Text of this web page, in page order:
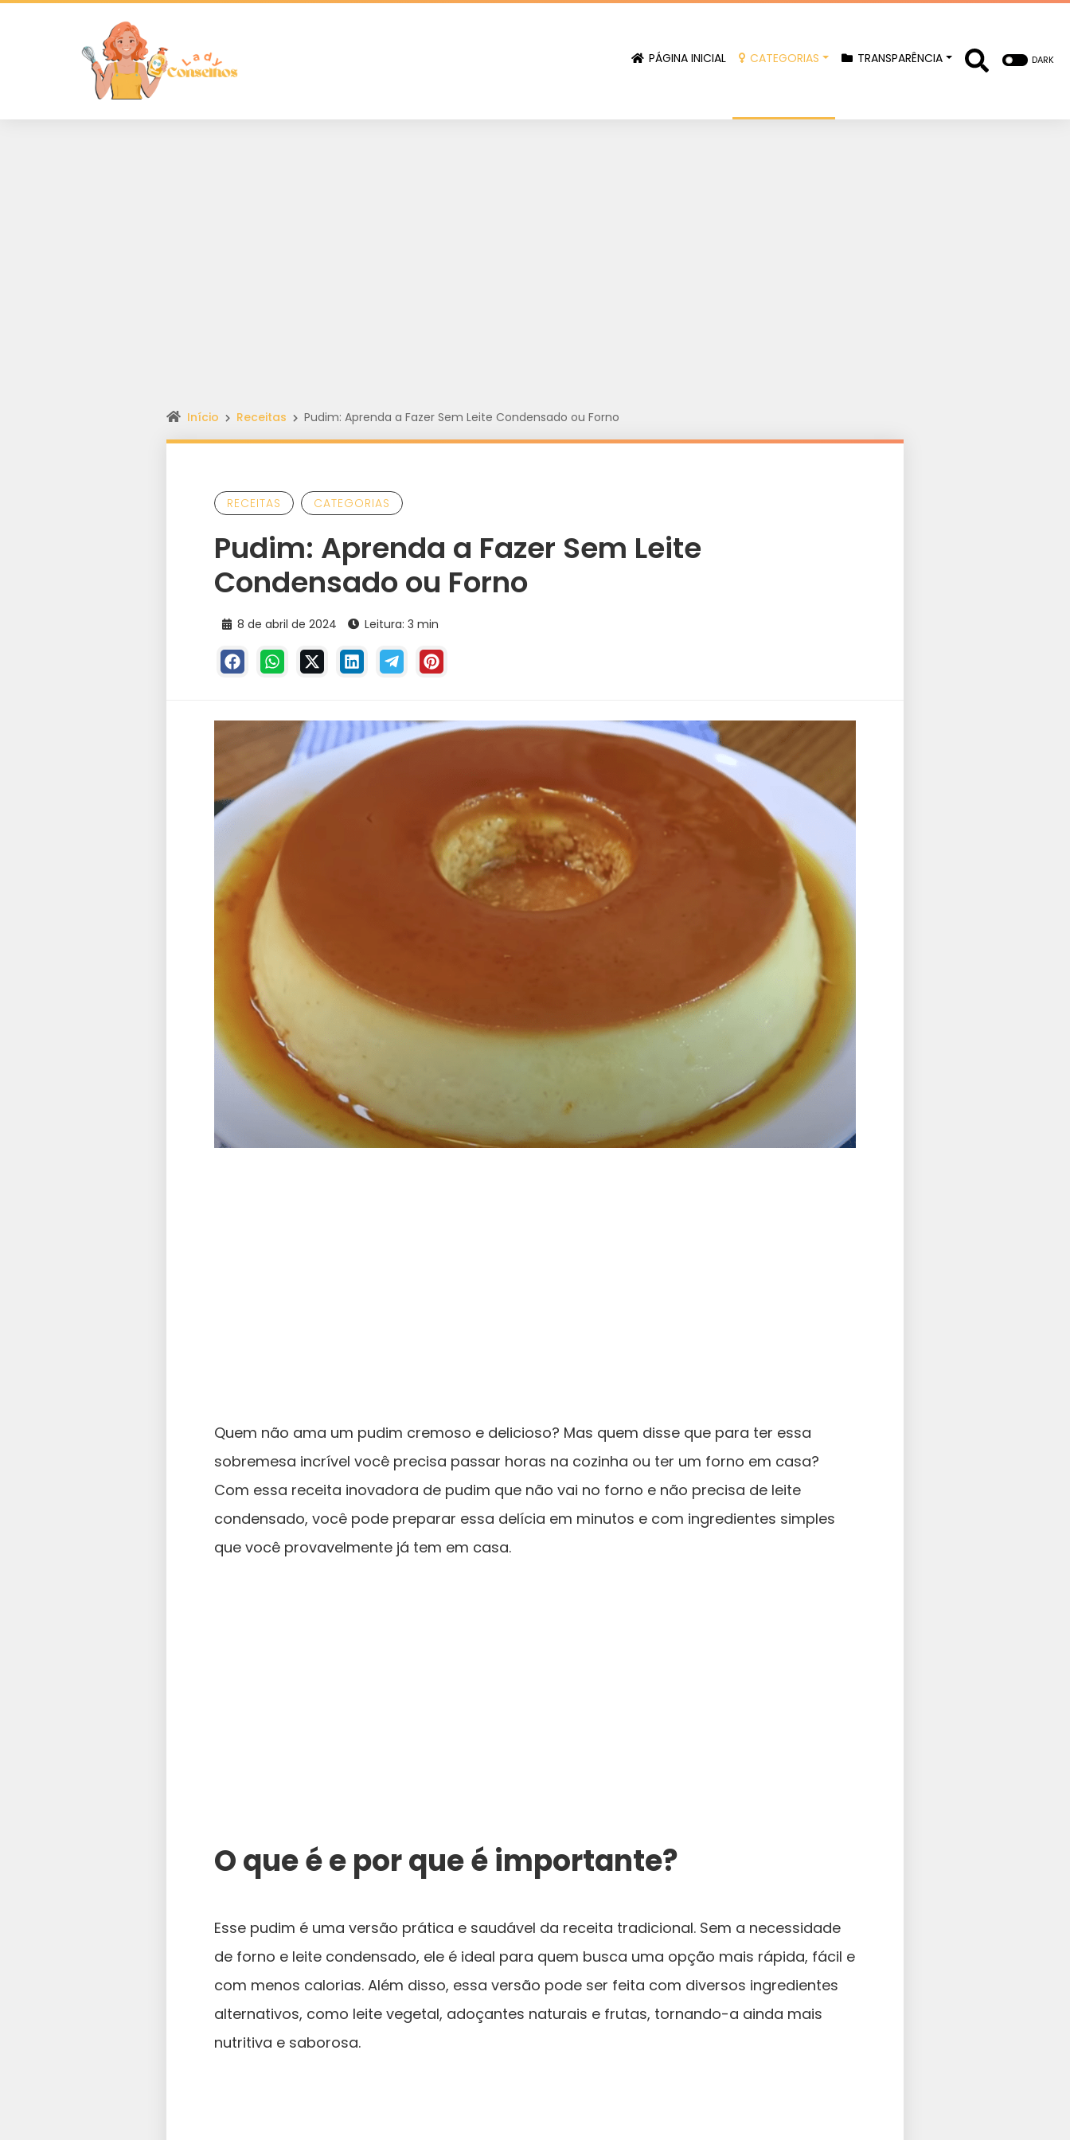
PÁGINA INICIAL CATEGORIAS TRANSPARÊNCIA DARK
Início Receitas Pudim: Aprenda a Fazer Sem Leite Condensado ou Forno
RECEITAS CATEGORIAS
Pudim: Aprenda a Fazer Sem Leite
Condensado ou Forno
8 de abril de 2024 Leitura: 3 min
Quem não ama um pudim cremoso e delicioso? Mas quem disse que para ter essa
sobremesa incrível você precisa passar horas na cozinha ou ter um forno em casa?
Com essa receita inovadora de pudim que não vai no forno e não precisa de leite
condensado, você pode preparar essa delícia em minutos e com ingredientes simples
que você provavelmente já tem em casa.
O que é e por que é importante?
Esse pudim é uma versão prática e saudável da receita tradicional. Sem a necessidade
de forno e leite condensado, ele é ideal para quem busca uma opção mais rápida, fácil e
com menos calorias. Além disso, essa versão pode ser feita com diversos ingredientes
alternativos, como leite vegetal, adoçantes naturais e frutas, tornando-a ainda mais
nutritiva e saborosa.